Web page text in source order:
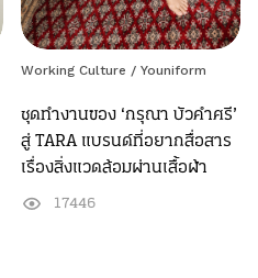
Working Culture / Youniform
ชุดทำงานของ ‘กรุณา บัวคำศรี’
สู่ TARA แบรนด์ที่อยากสื่อสาร
เรื่องสิ่งแวดล้อมผ่านเสื้อผ้า
17446